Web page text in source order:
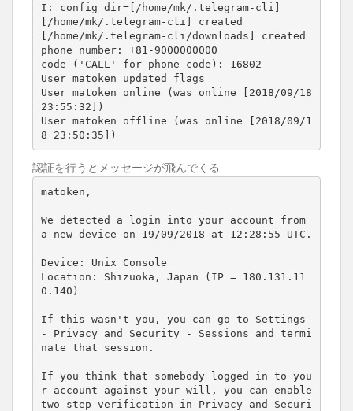
I: config dir=[/home/mk/.telegram-cli]
[/home/mk/.telegram-cli] created
[/home/mk/.telegram-cli/downloads] created
phone number: +81-9000000000
code ('CALL' for phone code): 16802
User matoken updated flags
User matoken online (was online [2018/09/18
23:55:32])
User matoken offline (was online [2018/09/1
8 23:50:35])
認証を行うとメッセージが飛んでくる
matoken,
We detected a login into your account from
a new device on 19/09/2018 at 12:28:55 UTC.
Device: Unix Console
Location: Shizuoka, Japan (IP = 180.131.11
0.140)
If this wasn't you, you can go to Settings
- Privacy and Security - Sessions and termi
nate that session.
If you think that somebody logged in to you
r account against your will, you can enable
two-step verification in Privacy and Securi